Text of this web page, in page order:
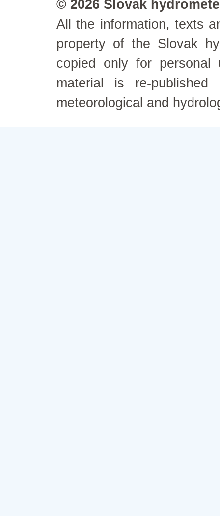
© 2026 Slovak
All the information, texts
property of the Slovak
copied only for personal
material is re-
meteorological and